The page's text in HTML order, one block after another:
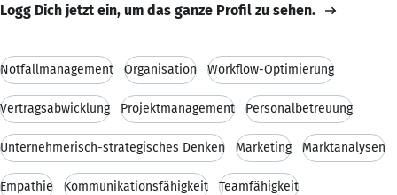
Logg Dich jetzt ein, um das ganze Profil zu sehen.
Notfallmanagement Organisation Workflow-Optimierung
Vertragsabwicklung Projektmanagement Personalbetreuung
Unternehmerisch-strategisches Denken Marketing Marktanalysen
Empathie Kommunikationsfähigkeit Teamfähigkeit